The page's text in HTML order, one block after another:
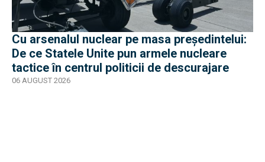
Cu arsenalul nuclear pe masa preşedintelui:
De ce Statele Unite pun armele nucleare
tactice în centrul politicii de descurajare
06 AUGUST 2026